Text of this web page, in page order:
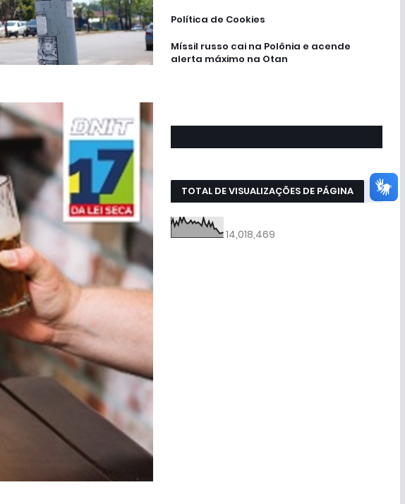
Política de Cookies
Míssil russo cai na Polônia e acende
alerta máximo na Otan
TOTAL DE VISUALIZAÇÕES DE PÁGINA
14,018,469